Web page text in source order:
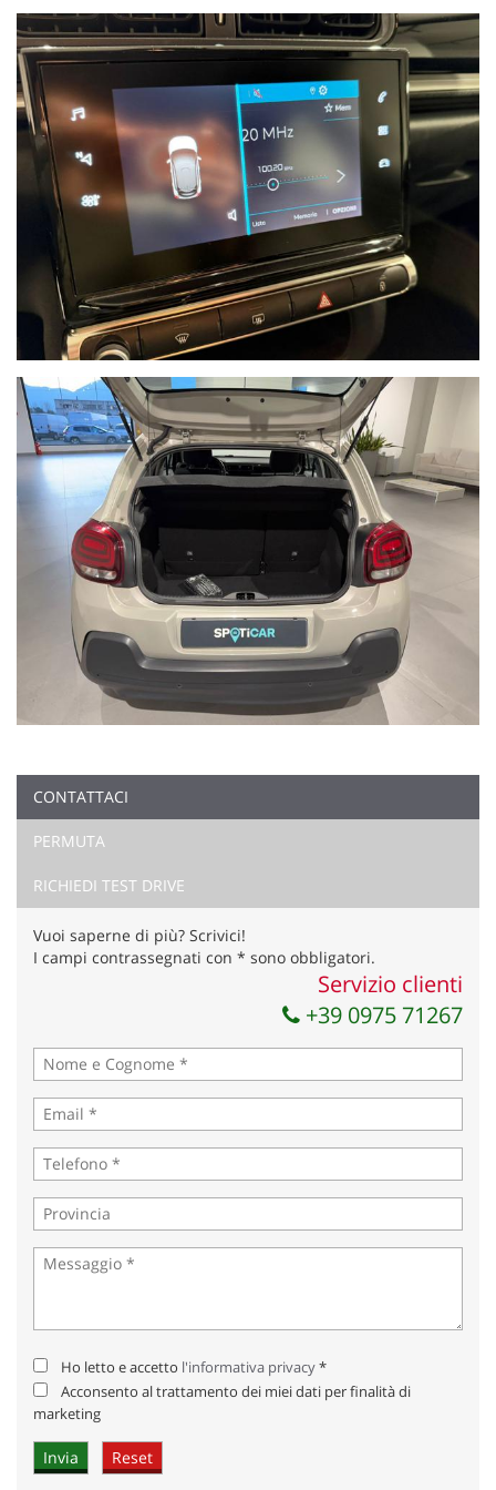
CONTATTACI
PERMUTA
RICHIEDI TEST DRIVE
Vuoi saperne di più? Scrivici!
I campi contrassegnati con * sono obbligatori.
Servizio clienti
+39 0975 71267
Ho letto e accetto l'informativa privacy*
Acconsento al trattamento dei miei dati per finalità di
marketing